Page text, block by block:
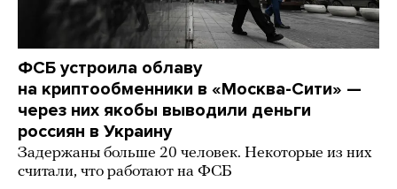
ФСБ устроила облаву
на криптообменники в «Москва-Сити» —
через них якобы выводили деньги
россиян в Украину
Задержаны больше 20 человек. Некоторые из них
считали, что работают на ФСБ